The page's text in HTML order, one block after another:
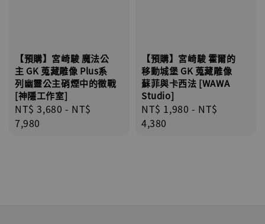
【預購】宮崎駿 魔法公
主 GK 蒐藏雕像 Plus系
列幽靈公主硝煙中的徵戰
[神隱工作室]
Regular
price
NT$ 3,680 - NT$
7,980
【預購】宮崎駿 霍爾的
移動城堡 GK 蒐藏雕像
蘇菲與卡西法 [WAWA
Studio]
Regular
price
NT$ 1,980 - NT$
4,380